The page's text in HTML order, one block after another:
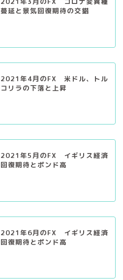
蔓延と景気回復期待の交錯
2021年4月のFX 米ドル、トル
コリラの下落と上昇
2021年5月のFX イギリス経済
回復期待とポンド高
2021年6月のFX イギリス経済
回復期待とポンド高